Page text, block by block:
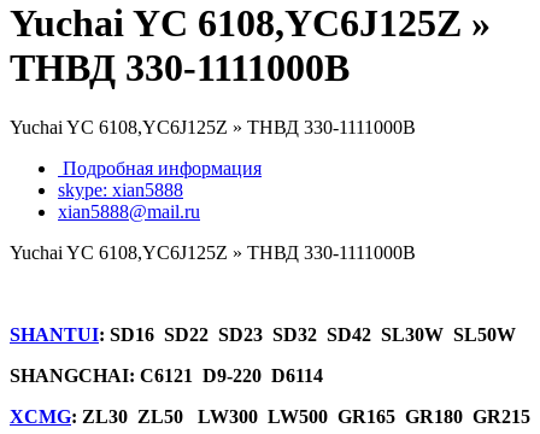
Yuchai YC 6108,YC6J125Z »
ТНВД 330-1111000В
Yuchai YC 6108,YC6J125Z » ТНВД 330-1111000В
Подробная информация
skype: xian5888
xian5888@mail.ru
Yuchai YC 6108,YC6J125Z » ТНВД 330-1111000В
SHANTUI: SD16 SD22 SD23 SD32 SD42 SL30W SL50W
SHANGCHAI: C6121 D9-220 D6114
XCMG: ZL30 ZL50 LW300 LW500 GR165 GR180 GR215